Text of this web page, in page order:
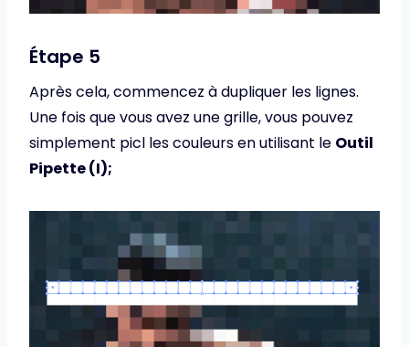
Étape 5
Après cela, commencez à dupliquer les lignes.
Une fois que vous avez une grille, vous pouvez
simplement picl les couleurs en utilisant le Outil
Pipette (I);